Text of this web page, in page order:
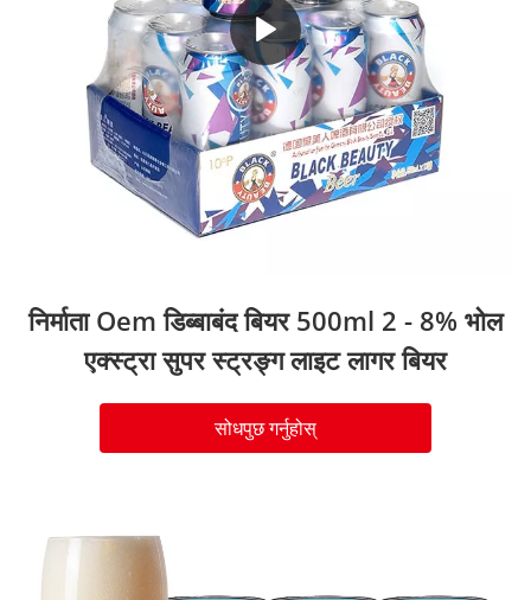
निर्माता Oem डिब्बाबंद बियर 500ml 2 - 8% भोल
एक्स्ट्रा सुपर स्ट्रङ्ग लाइट लागर बियर
सोधपुछ गर्नुहोस्